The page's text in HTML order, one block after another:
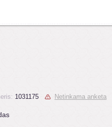
1031175 Netinkama anketa